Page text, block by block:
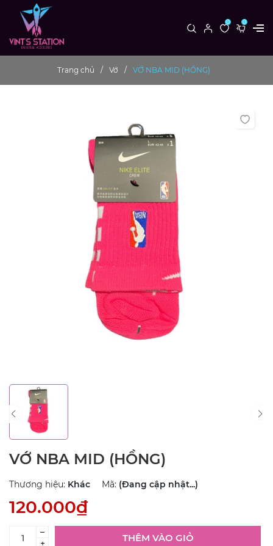
0 0
Trang chủ Vớ VỚ NBA MID (HỒNG)
VỚ NBA MID (HỒNG)
Thương hiệu: Khác Mã: (Đang cập nhật...)
120.000₫
–
+
THÊM VÀO GIỎ